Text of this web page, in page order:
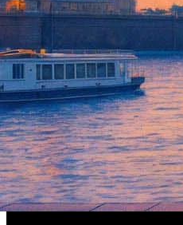
Усердие отечественных
директоре цирка, которого
В оригинале персонажа зовут
Сергей превратился в Сержа, а